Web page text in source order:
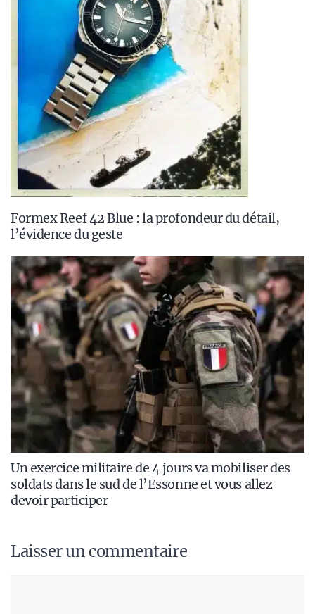
Formex Reef 42 Blue : la profondeur du détail,
l’évidence du geste
Un exercice militaire de 4 jours va mobiliser des
soldats dans le sud de l’Essonne et vous allez
devoir participer
Laisser un commentaire